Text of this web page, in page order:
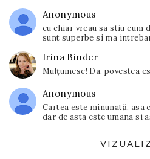
Anonymous
eu chiar vreau sa stiu cum
sunt superbe si ma
Irina Binder
Mulțumesc! Da, povestea
Anonymous
Cartea este minunată, asa
dar de asta este umana si